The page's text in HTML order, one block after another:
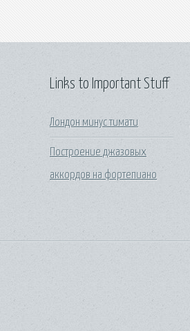
Links to Important Stuff
Лондон минус тимати
Построение джазовых
аккордов на фортепиано